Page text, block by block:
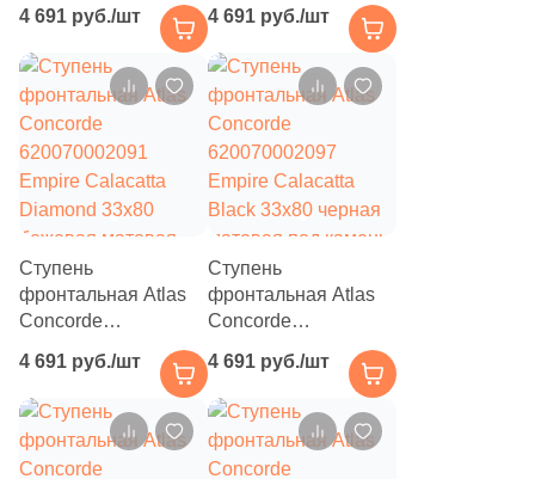
Empire Statuario
33x80 бежевая
матовая под камень
4 691 руб./шт
Empire Arabescato
33x80 бежевая
матовая под камень
4 691 руб./шт
Ступень
фронтальная Atlas
Concorde
Empire Calacatta
Diamond 33x80
бежевая матовая
под камень
4 691 руб./шт
Ступень
фронтальная Atlas
Concorde
Empire Calacatta
Black 33x80 черная
матовая под камень
4 691 руб./шт